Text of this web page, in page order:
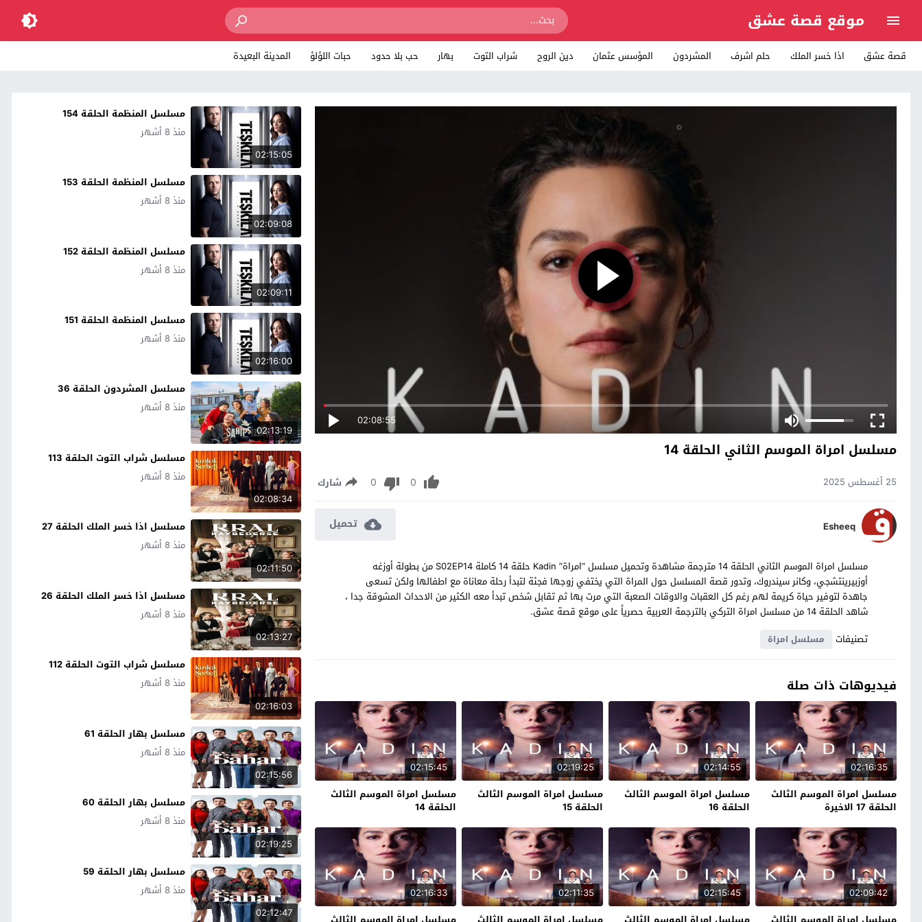
موقع قصة عشق
قصة عشق اذا خسر الملك حلم اشرف المشردون المؤسس عثمان دين الروح شراب التوت بهار حب بلا حدود حبات اللؤلؤ المدينة البعيدة
02:08:55
مسلسل امراة الموسم الثاني الحلقة 14
25 أغسطس 2025 0
0 شارك
Esheeq تحميل
مسلسل امراة الموسم الثاني الحلقة 14 مترجمة مشاهدة وتحميل مسلسل “امراة” Kadin حلقة 14 كاملة S02EP14 من بطولة أوزغه
أوزبيرينتشجي، وكانر سيندروك، وتدور قصة المسلسل حول المراة التي يختفي زوجها فجئة لتبدأ رحلة معاناة مع اطفالها ولكن تسعى
جاهدة لتوفير حياة كريمة لهم رغم كل العقبات والاوقات الصعبة التي مرت بها ثم تقابل شخص تبدأ معه الكثير من الاحداث المشوقة جدا ،
شاهد الحلقة 14 من مسلسل امراة التركي بالترجمة العربية حصرياً على موقع قصة عشق.
تصنيفات
مسلسل امراة
فيديوهات ذات صلة
02:16:35
مسلسل امراة الموسم الثالث
الحلقة 17 الاخيرة
02:14:55
مسلسل امراة الموسم الثالث
الحلقة 16
02:19:25
مسلسل امراة الموسم الثالث
الحلقة 15
02:15:45
مسلسل امراة الموسم الثالث
الحلقة 14
02:09:42
02:15:45
02:11:35
02:16:33
02:15:05
مسلسل المنظمة الحلقة 154
منذ 8 أشهر
02:09:08
مسلسل المنظمة الحلقة 153
منذ 8 أشهر
02:09:11
مسلسل المنظمة الحلقة 152
منذ 8 أشهر
02:16:00
مسلسل المنظمة الحلقة 151
منذ 8 أشهر
02:13:19
مسلسل المشردون الحلقة 36
منذ 8 أشهر
02:08:34
مسلسل شراب التوت الحلقة 113
منذ 8 أشهر
02:11:50
مسلسل اذا خسر الملك الحلقة 27
منذ 8 أشهر
02:13:27
مسلسل اذا خسر الملك الحلقة 26
منذ 8 أشهر
02:16:03
مسلسل شراب التوت الحلقة 112
منذ 8 أشهر
02:15:56
مسلسل بهار الحلقة 61
منذ 8 أشهر
02:19:25
مسلسل بهار الحلقة 60
منذ 8 أشهر
02:12:47
مسلسل بهار الحلقة 59
منذ 8 أشهر